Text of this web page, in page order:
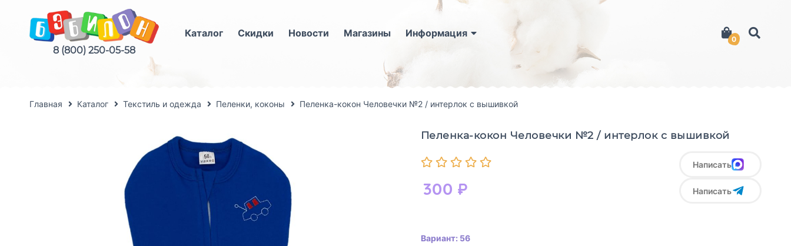
8 (800) 250-05-58
Каталог Скидки Новости Магазины Информация
0
Главная Каталог Текстиль и одежда Пеленки, коконы Пеленка-кокон Человечки №2 / интерлок с вышивкой
Пеленка-кокон Человечки №2 / интерлок с вышивкой
300 ₽
Написать
Написать
Вариант: 56